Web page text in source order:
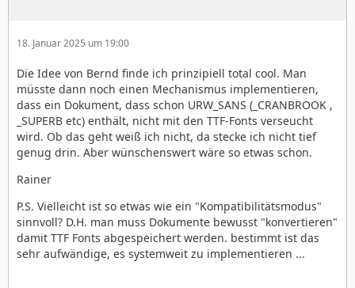
18. Januar 2025 um 19:00
Die Idee von Bernd finde ich prinzipiell total cool. Man
müsste dann noch einen Mechanismus implementieren,
dass ein Dokument, dass schon URW_SANS (_CRANBROOK ,
_SUPERB etc) enthält, nicht mit den TTF-Fonts verseucht
wird. Ob das geht weiß ich nicht, da stecke ich nicht tief
genug drin. Aber wünschenswert wäre so etwas schon.
Rainer
P.S. Vielleicht ist so etwas wie ein "Kompatibilitätsmodus"
sinnvoll? D.H. man muss Dokumente bewusst "konvertieren"
damit TTF Fonts abgespeichert werden. bestimmt ist das
sehr aufwändige, es systemweit zu implementieren ...